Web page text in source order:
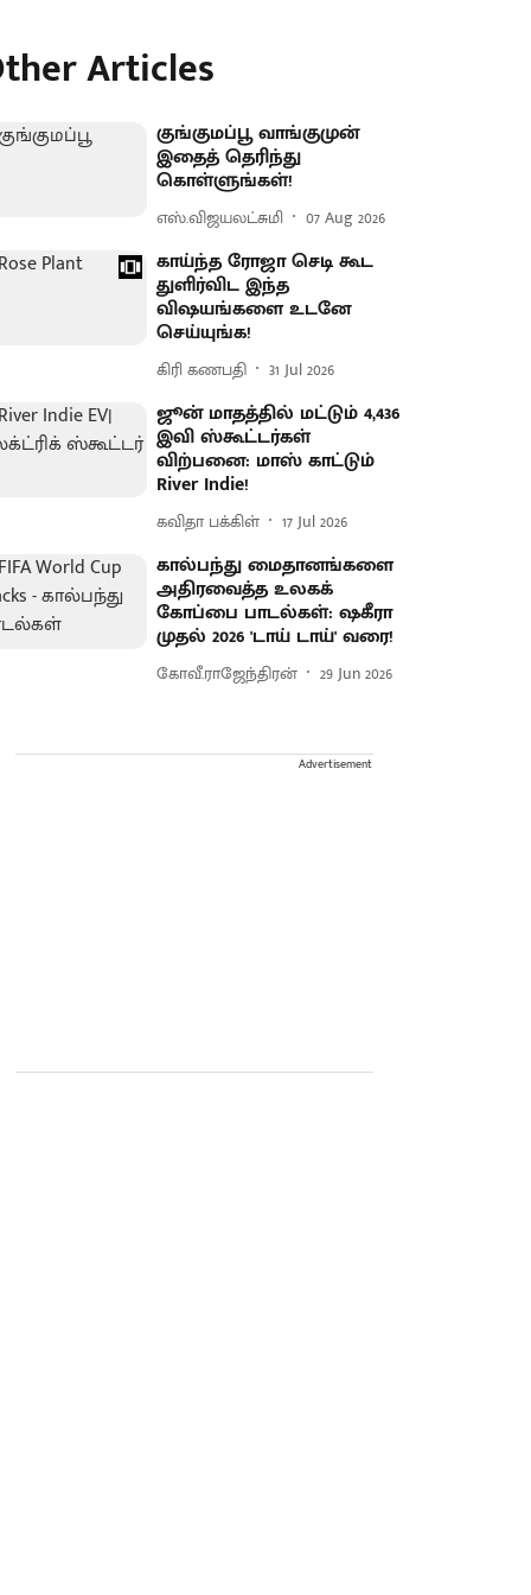
Articles
குங்குமப்பூ வாங்குமுன்
இதைத் தெரிந்து
கொள்ளுங்கள்!
எஸ்.விஜயலட்சுமி 07 Aug 2026
காய்ந்த ரோஜா செடி கூட
துளிர்விட இந்த
விஷயங்களை உடனே
செய்யுங்க!
கிரி கணபதி 31 Jul 2026
ஜூன் மாதத்தில் மட்டும் 4,436
இவி ஸ்கூட்டர்கள்
விற்பனை: மாஸ் காட்டும்
River Indie!
கவிதா பக்கிள் 17 Jul 2026
கால்பந்து மைதானங்களை
அதிரவைத்த உலகக்
கோப்பை பாடல்கள்: ஷகீரா
முதல் 2026 'டாய் டாய்' வரை!
கோவீ.ராஜேந்திரன் 29 Jun 2026
Advertisement